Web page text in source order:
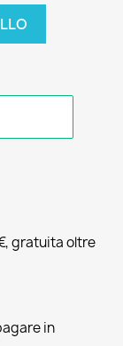
gratuita oltre
in